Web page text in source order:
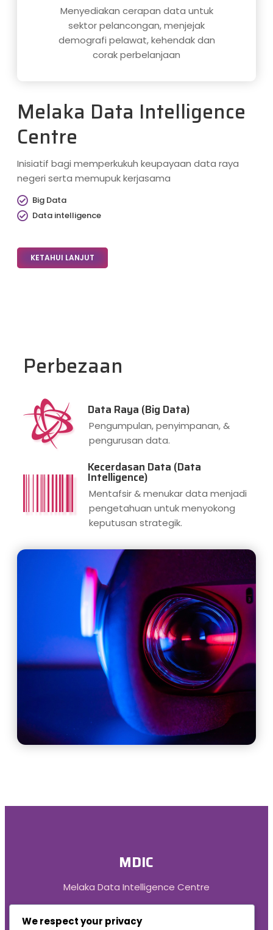
Menyediakan cerapan data untuk
sektor pelancongan, menjejak
demografi pelawat, kehendak dan
corak perbelanjaan
Melaka Data Intelligence
Centre
Inisiatif bagi memperkukuh keupayaan data raya
negeri serta memupuk kerjasama
Big Data
Data intelligence
KETAHUI LANJUT
Perbezaan
Data Raya (Big Data)
Pengumpulan, penyimpanan, &
pengurusan data.
Kecerdasan Data (Data
Intelligence)
Mentafsir & menukar data menjadi
pengetahuan untuk menyokong
keputusan strategik.
MDIC
Melaka Data Intelligence Centre
We respect your privacy